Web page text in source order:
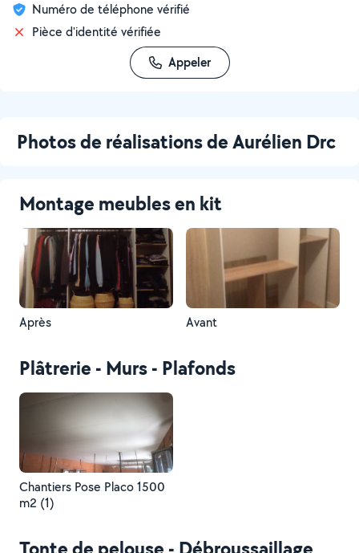
Numéro de téléphone vérifié
Pièce d'identité vérifiée
Appeler
Photos de réalisations de Aurélien Drc
Montage meubles en kit
Après Avant
Plâtrerie - Murs - Plafonds
Chantiers Pose Placo 1500
m2 (1)